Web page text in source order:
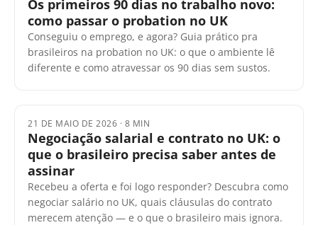
Os primeiros 90 dias no trabalho novo:
como passar o probation no UK
Conseguiu o emprego, e agora? Guia prático pra
brasileiros na probation no UK: o que o ambiente lê
diferente e como atravessar os 90 dias sem sustos.
21 DE MAIO DE 2026 · 8 MIN
Negociação salarial e contrato no UK: o
que o brasileiro precisa saber antes de
assinar
Recebeu a oferta e foi logo responder? Descubra como
negociar salário no UK, quais cláusulas do contrato
merecem atenção — e o que o brasileiro mais ignora.